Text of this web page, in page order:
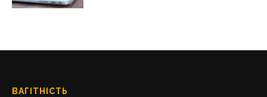
ВАГІТНІСТЬ